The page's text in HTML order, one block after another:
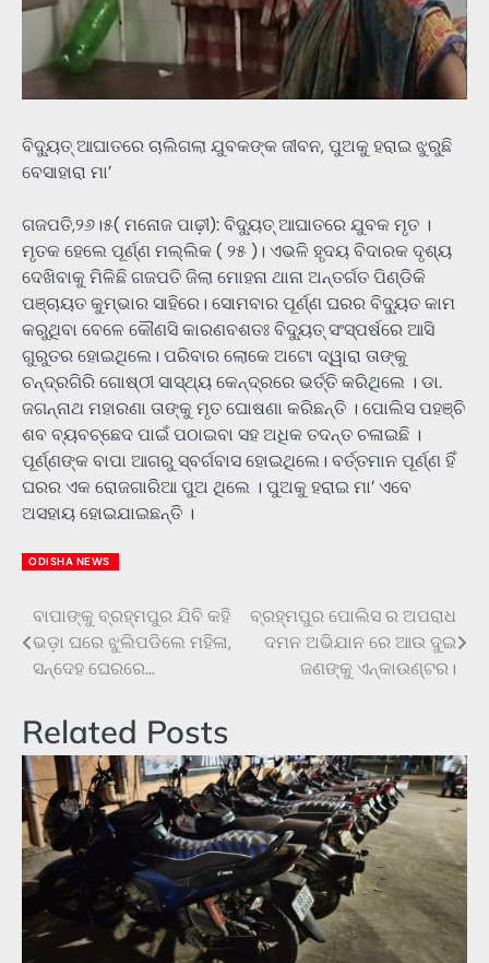
ବିଦ୍ୟୁତ୍‌ ଆଘାତରେ ଚାଲିଗଲା ଯୁବକଙ୍କ ଜୀବନ, ପୁଅକୁ ହରାଇ ଝୁରୁଛି
ବେସାହାରା ମା’
ଗଜପତି,୨୬।୫( ମନୋଜ ପାଢ଼ୀ): ବିଦ୍ୟୁତ୍‌ ଆଘାତରେ ଯୁବକ ମୃତ ।
ମୃତକ ହେଲେ ପୂର୍ଣ୍ଣ ମଲ୍ଲିକ ( ୨୫ )। ଏଭଳି ହୃଦୟ ବିଦାରକ ଦୃଶ୍ୟ
ଦେଖିବାକୁ ମିଳିଛି ଗଜପତି ଜିଲା ମୋହନା ଥାନା ଅନ୍ତର୍ଗତ ପିଣ୍ଡିକି
ପଞ୍ଚାୟତ କୁମ୍ଭାର ସାହିରେ। ସୋମବାର ପୂର୍ଣ୍ଣ ଘରର ବିଦ୍ୟୁତ କାମ
କରୁଥିବା ବେଳେ କୌଣସି କାରଣବଶତଃ ବିଦ୍ୟୁତ୍‌ ସଂସ୍ପର୍ଷରେ ଆସି
ଗୁରୁତର ହୋଇଥିଲେ। ପରିବାର ଲୋକେ ଅଟୋ ଦ୍ୱାରା ତାଙ୍କୁ
ଚନ୍ଦ୍ରଗିରି ଗୋଷ୍ଠୀ ସାସ୍ଥ୍ୟ କେନ୍ଦ୍ରରେ ଭର୍ତ୍ତି କରିଥିଲେ । ଡା.
ଜଗନ୍ନାଥ ମହାରଣା ତାଙ୍କୁ ମୃତ ଘୋଷଣା କରିଛନ୍ତି । ପୋଲିସ ପହଞ୍ଚି
ଶବ ବ୍ୟବଚ୍ଛେଦ ପାଇଁ ପଠାଇବା ସହ ଅଧିକ ତଦନ୍ତ ଚଳାଇଛି ।
ପୂର୍ଣ୍ଣଙ୍କ ବାପା ଆଗରୁ ସ୍ବର୍ଗବାସ ହୋଇଥିଲେ। ବର୍ତ୍ତମାନ ପୂର୍ଣ୍ଣ ହିଁ
ଘରର ଏକ ରୋଜଗାରିଆ ପୁଅ ଥିଲେ । ପୁଅକୁ ହରାଇ ମା’ ଏବେ
ଅସହାୟ ହୋଇଯାଇଛନ୍ତି ।
ODISHA NEWS
Post
navigation
ବାପାଙ୍କୁ ବ୍ରହ୍ମପୁର ଯିବି କହି
ଭଡ଼ା ଘରେ ଝୁଲିପଡିଲେ ମହିଳା,
ସନ୍ଦେହ ଘେରରେ…
ବ୍ରହ୍ମପୁର ପୋଲିସ ର ଅପରାଧ
ଦମନ ଅଭିଯାନ ରେ ଆଉ ଦୁଇ
ଜଣଙ୍କୁ ଏନ୍କାଉଣ୍ଟର।
Related Posts